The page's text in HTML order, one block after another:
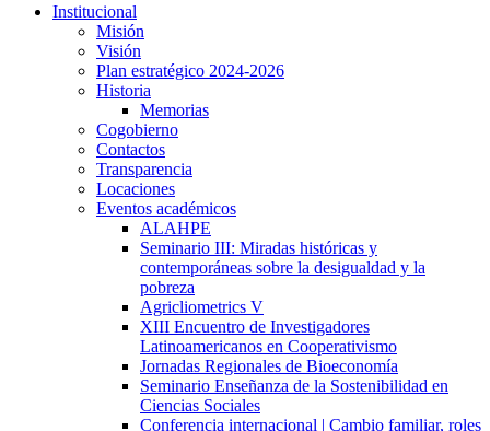
Institucional
Misión
Visión
Plan estratégico 2024-2026
Historia
Memorias
Cogobierno
Contactos
Transparencia
Locaciones
Eventos académicos
ALAHPE
Seminario III: Miradas históricas y
contemporáneas sobre la desigualdad y la
pobreza
Agricliometrics V
XIII Encuentro de Investigadores
Latinoamericanos en Cooperativismo
Jornadas Regionales de Bioeconomía
Seminario Enseñanza de la Sostenibilidad en
Ciencias Sociales
Conferencia internacional | Cambio familiar, roles